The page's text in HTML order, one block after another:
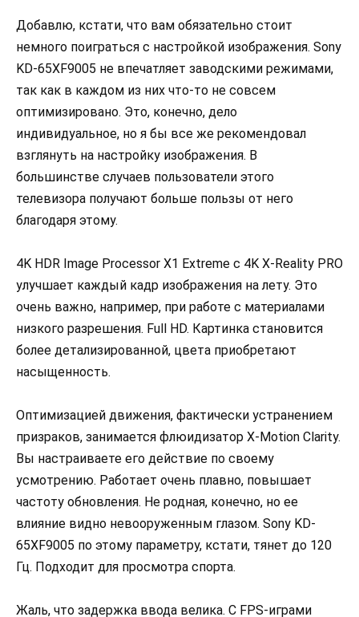
Добавлю, кстати, что вам обязательно стоит
немного поиграться с настройкой изображения. Sony
KD-65XF9005 не впечатляет заводскими режимами,
так как в каждом из них что-то не совсем
оптимизировано. Это, конечно, дело
индивидуальное, но я бы все же рекомендовал
взглянуть на настройку изображения. В
большинстве случаев пользователи этого
телевизора получают больше пользы от него
благодаря этому.
4K HDR Image Processor X1 Extreme с 4K X-Reality PRO
улучшает каждый кадр изображения на лету. Это
очень важно, например, при работе с материалами
низкого разрешения. Full HD. Картинка становится
более детализированной, цвета приобретают
насыщенность.
Оптимизацией движения, фактически устранением
призраков, занимается флюидизатор X-Motion Clarity.
Вы настраиваете его действие по своему
усмотрению. Работает очень плавно, повышает
частоту обновления. Не родная, конечно, но ее
влияние видно невооруженным глазом. Sony KD-
65XF9005 по этому параметру, кстати, тянет до 120
Гц. Подходит для просмотра спорта.
Жаль, что задержка ввода велика. С FPS-играми